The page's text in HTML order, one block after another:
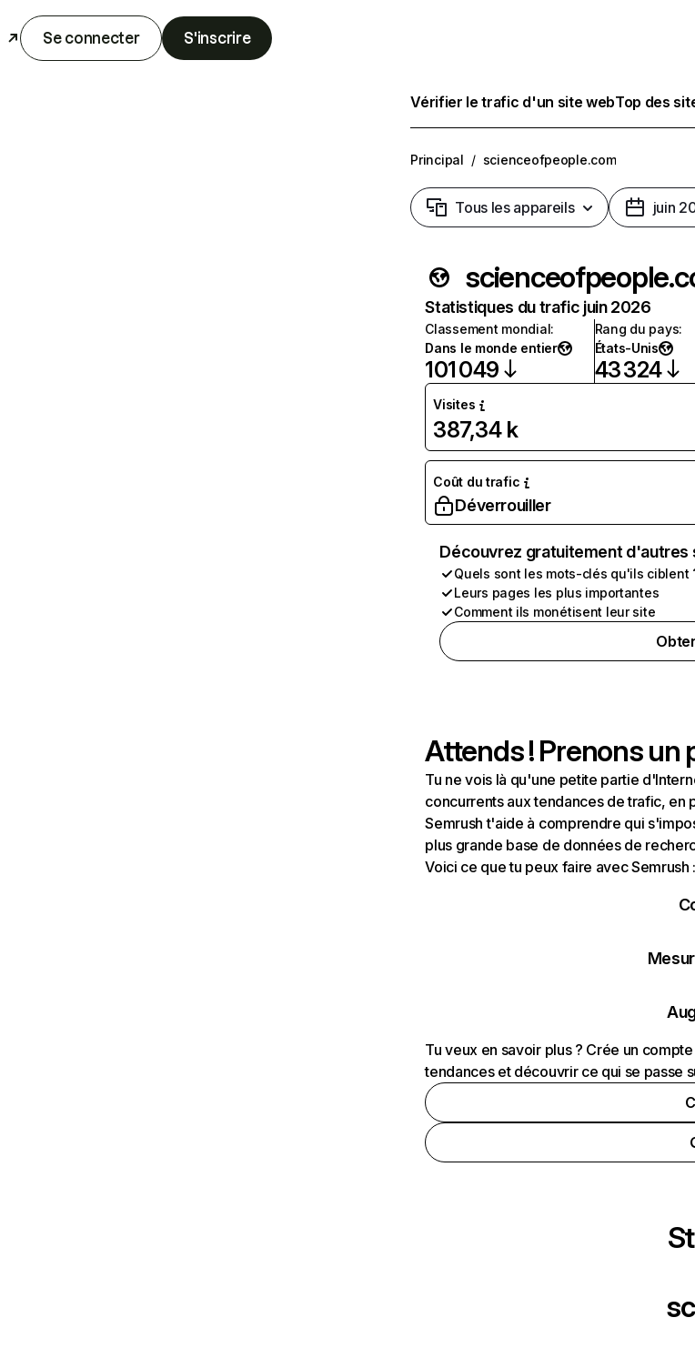
Se connecter S'inscrire
Vérifier le trafic d'un site webTop des
Principal / scienceofpeople.com
Tous les appareils juin
Statistiques du trafic juin 2026
Classement mondial:
Dans le monde entier
101 049
Rang du pays:
États-Unis
43 324
Visites
387,34 k
Coût du trafic
Déverrouiller
Découvrez gratuitement
Quels sont les mots-clés qu'ils ciblent
Leurs pages les plus importantes
Comment ils monétisent leur site
Attends ! Prenons un
Tu ne vois là qu'une petite partie
concurrents aux tendances de trafic, en
Semrush t'aide à comprendre qui
plus grande base de données de
Voici ce que tu peux faire avec Semrush
Tu veux en savoir plus ? Crée un
tendances et découvrir ce qui se passe